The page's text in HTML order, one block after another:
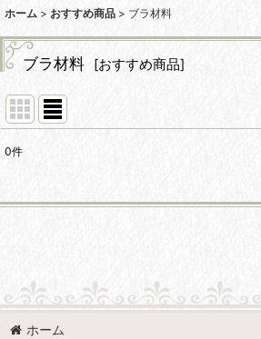
ホーム > おすすめ商品 > ブラ材料
ブラ材料 [おすすめ商品]
0件
ブラ材料 (全商品)
ホーム